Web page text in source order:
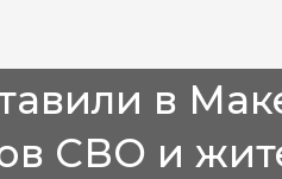
в
СВО и